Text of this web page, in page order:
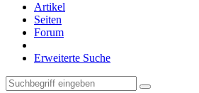
Artikel
Seiten
Forum
Erweiterte Suche